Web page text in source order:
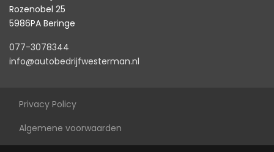
Passagiersstoel in hoogte verstelbaar
Stuur en versnellingspook (kunst)leder
Stuur verstelbaar
Rozenobel 25
5986PA Beringe
077-3078344
info@autobedrijfwesterman.nl
Privacy Policy
Algemene voorwaarden